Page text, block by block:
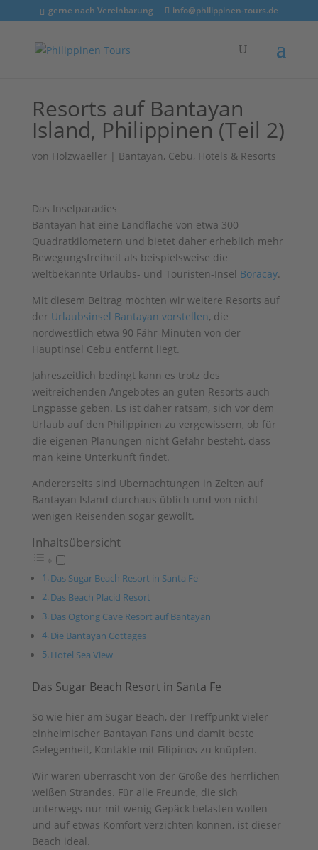
gerne nach Vereinbarung info@philippinen-tours.de
Resorts auf Bantayan
Island, Philippinen (Teil 2)
von Holzwaeller | Bantayan, Cebu, Hotels & Resorts
Das Inselparadies
Bantayan hat eine Landfläche von etwa 300
Quadratkilometern und bietet daher erheblich mehr
Bewegungsfreiheit als beispielsweise die
weltbekannte Urlaubs- und Touristen-Insel Boracay.
Mit diesem Beitrag möchten wir weitere Resorts auf
der Urlaubsinsel Bantayan vorstellen, die
nordwestlich etwa 90 Fähr-Minuten von der
Hauptinsel Cebu entfernt liegt.
Jahreszeitlich bedingt kann es trotz des
weitreichenden Angebotes an guten Resorts auch
Engpässe geben. Es ist daher ratsam, sich vor dem
Urlaub auf den Philippinen zu vergewissern, ob für
die eigenen Planungen nicht Gefahr besteht, dass
man keine Unterkunft findet.
Andererseits sind Übernachtungen in Zelten auf
Bantayan Island durchaus üblich und von nicht
wenigen Reisenden sogar gewollt.
Inhaltsübersicht
Das Sugar Beach Resort in Santa Fe
Das Beach Placid Resort
Das Ogtong Cave Resort auf Bantayan
Die Bantayan Cottages
Hotel Sea View
Das Sugar Beach Resort in Santa Fe
So wie hier am Sugar Beach, der Treffpunkt vieler
einheimischer Bantayan Fans und damit beste
Gelegenheit, Kontakte mit Filipinos zu knüpfen.
Wir waren überrascht von der Größe des herrlichen
weißen Strandes. Für alle Freunde, die sich
unterwegs nur mit wenig Gepäck belasten wollen
und auf etwas Komfort verzichten können, ist dieser
Beach ideal.